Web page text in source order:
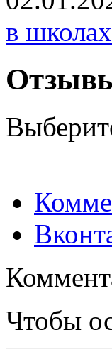
в школах
Чтобы